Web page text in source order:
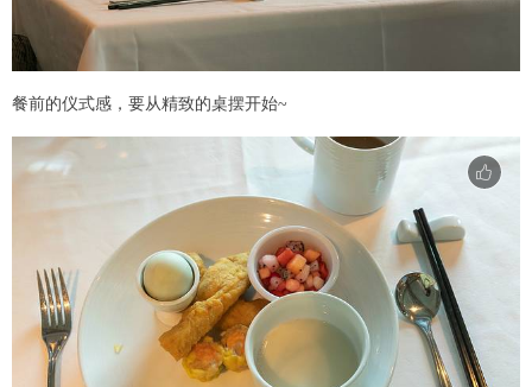
餐前的仪式感，要从精致的桌摆开始~